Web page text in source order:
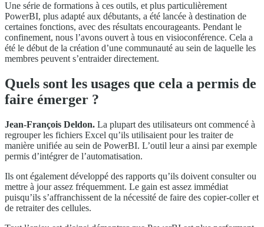
Une série de formations à ces outils, et plus particulièrement
PowerBI, plus adapté aux débutants, a été lancée à destination de
certaines fonctions, avec des résultats encourageants. Pendant le
confinement, nous l’avons ouvert à tous en visioconférence. Cela a
été le début de la création d’une communauté au sein de laquelle les
membres peuvent s’entraider directement.
Quels sont les usages que cela a permis de
faire émerger ?
Jean-François Deldon. La plupart des utilisateurs ont commencé à
regrouper les fichiers Excel qu’ils utilisaient pour les traiter de
manière unifiée au sein de PowerBI. L’outil leur a ainsi par exemple
permis d’intégrer de l’automatisation.
Ils ont également développé des rapports qu’ils doivent consulter ou
mettre à jour assez fréquemment. Le gain est assez immédiat
puisqu’ils s’affranchissent de la nécessité de faire des copier-coller et
de retraiter des cellules.